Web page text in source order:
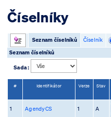
Číselníky
Seznam číselníků Číselník
Seznam číselníků
Sada :
# Identifikátor Verze Stav
1 AgendyCS 1 A